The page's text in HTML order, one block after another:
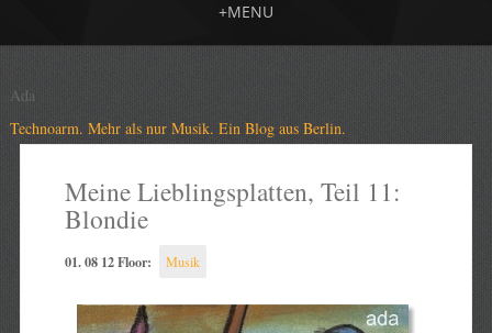
+MENU
Ada
Technoarm. Mehr als nur Musik. Ein Blog aus Berlin.
Meine Lieblingsplatten, Teil 11:
Blondie
01. 08 12 Floor: Musik